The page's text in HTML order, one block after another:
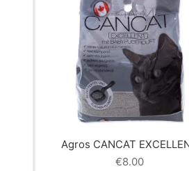
Agros CANCAT
€8.00